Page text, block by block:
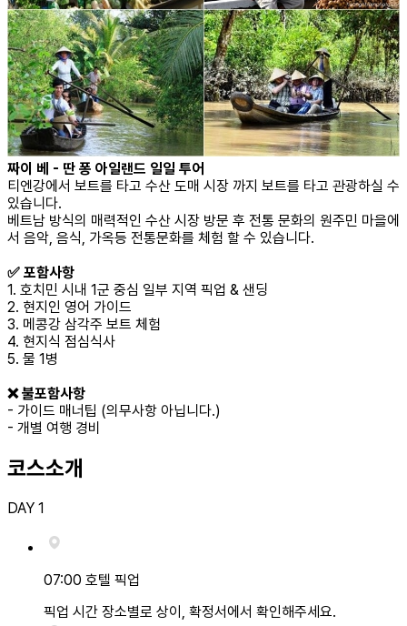
짜이 베 - 딴 퐁 아일랜드 일일 투어
티엔강에서 보트를 타고 수산 도매 시장 까지 보트를 타고 관광하실 수
있습니다.
베트남 방식의 매력적인 수산 시장 방문 후 전통 문화의 원주민 마을에
서 음악, 음식, 가옥등 전통문화를 체험 할 수 있습니다.
✅ 포함사항
1. 호치민 시내 1군 중심 일부 지역 픽업 & 샌딩
2. 현지인 영어 가이드
3. 메콩강 삼각주 보트 체험
4. 현지식 점심식사
5. 물 1병
❌ 불포함사항
- 가이드 매너팁 (의무사항 아닙니다.)
- 개별 여행 경비
코스소개
DAY 1
07:00 호텔 픽업
픽업 시간 장소별로 상이, 확정서에서 확인해주세요.